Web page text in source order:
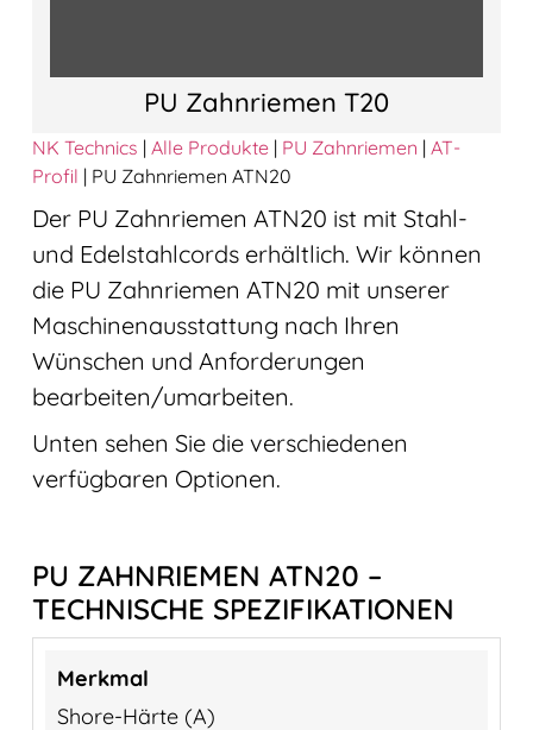
NK Technics | Alle Produkte| PU Zahnriemen | AT-
Profil | PU Zahnriemen ATN20
Der PU Zahnriemen ATN20 ist mit Stahl-
und Edelstahlcords erhältlich. Wir können
die PU Zahnriemen ATN20 mit unserer
Maschinenausstattung nach Ihren
Wünschen und Anforderungen
bearbeiten/umarbeiten.
Unten sehen Sie die verschiedenen
verfügbaren Optionen.
PU ZAHNRIEMEN ATN20 –
TECHNISCHE SPEZIFIKATIONEN
Shore-Härte (A)
PU Zahnriemen T20